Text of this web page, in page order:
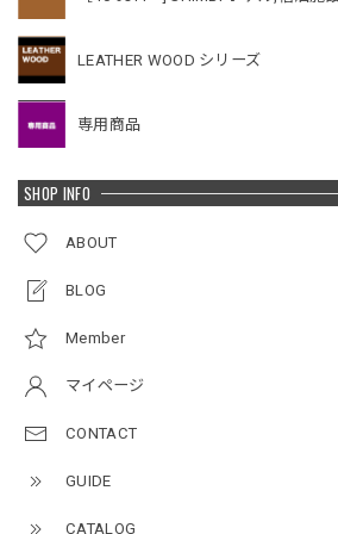
LEATHER WOOD シリーズ
専用商品
SHOP INFO
ABOUT
BLOG
Member
マイページ
CONTACT
GUIDE
CATALOG